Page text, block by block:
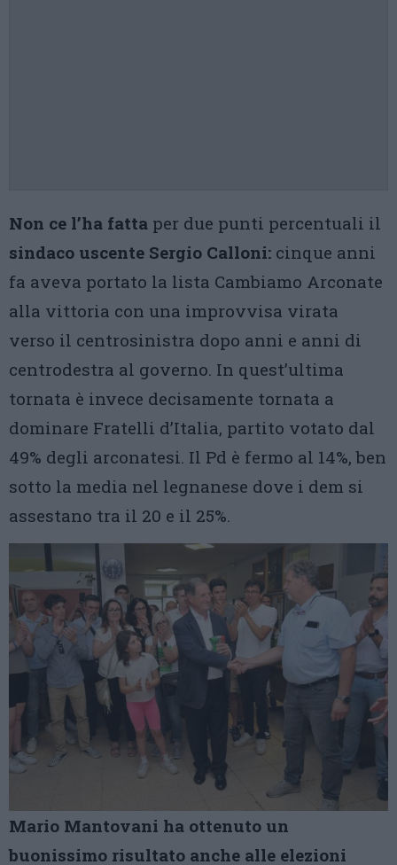
Non ce l’ha fatta per due punti percentuali il
sindaco uscente Sergio Calloni: cinque anni
fa aveva portato la lista Cambiamo Arconate
alla vittoria con una improvvisa virata
verso il centrosinistra dopo anni e anni di
centrodestra al governo. In quest’ultima
tornata è invece decisamente tornata a
dominare Fratelli d’Italia, partito votato dal
49% degli arconatesi. Il Pd è fermo al 14%, ben
sotto la media nel legnanese dove i dem si
assestano tra il 20 e il 25%.
Mario Mantovani ha ottenuto un
buonissimo risultato anche alle elezioni